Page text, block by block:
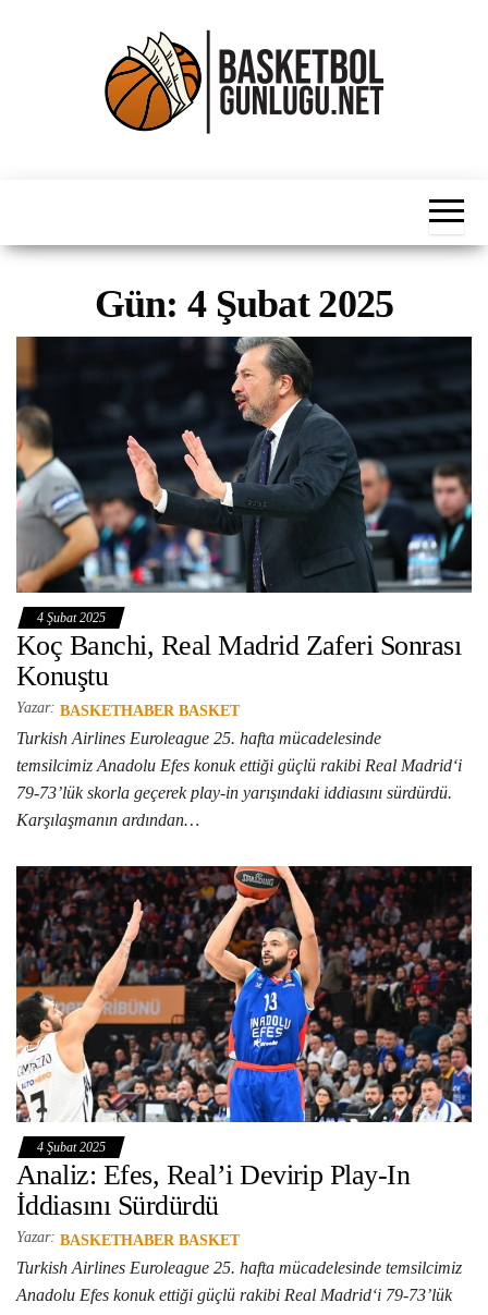
Ligleri
Gün:4 Şubat 2025
4 Şubat 2025
Koç Banchi, Real Madrid Zaferi Sonrası
Konuştu
Yazar: BASKETHABER BASKET
Turkish Airlines Euroleague 25. hafta mücadelesinde
temsilcimiz Anadolu Efes konuk ettiği güçlü rakibi Real Madrid‘i
79-73’lük skorla geçerek play-in yarışındaki iddiasını sürdürdü.
Karşılaşmanın ardından…
4 Şubat 2025
Analiz: Efes, Real’i Devirip Play-In
İddiasını Sürdürdü
Yazar: BASKETHABER BASKET
Turkish Airlines Euroleague 25. hafta mücadelesinde temsilcimiz
Anadolu Efes konuk ettiği güçlü rakibi Real Madrid‘i 79-73’lük